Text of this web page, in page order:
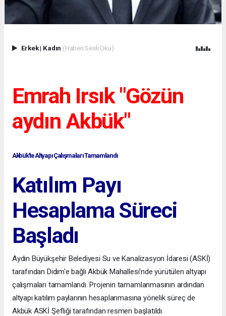
Erkek| Kadın (Haberi Sesli Oku)
Emrah Irsık "Gözün
aydın Akbük"
Akbük'te Altyapı Çalışmaları Tamamlandı
Katılım Payı
Hesaplama Süreci
Başladı
Aydın Büyükşehir Belediyesi Su ve Kanalizasyon İdaresi (ASKİ)
tarafından Didim'e bağlı Akbük Mahallesi'nde yürütülen altyapı
çalışmaları tamamlandı. Projenin tamamlanmasının ardından
altyapı katılım paylarının hesaplanmasına yönelik süreç de
Akbük ASKİ Şefliği tarafından resmen başlatıldı.